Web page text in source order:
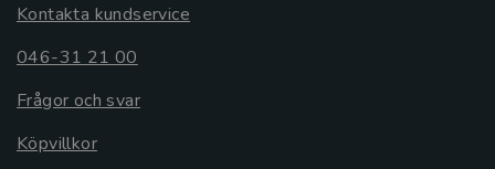
Kontakta kundservice
046-31 21 00
Frågor och svar
Köpvillkor